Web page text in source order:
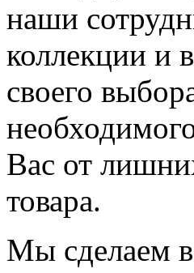
наши
коллекции и
своего
Вас от
товара.
Мы сделаем